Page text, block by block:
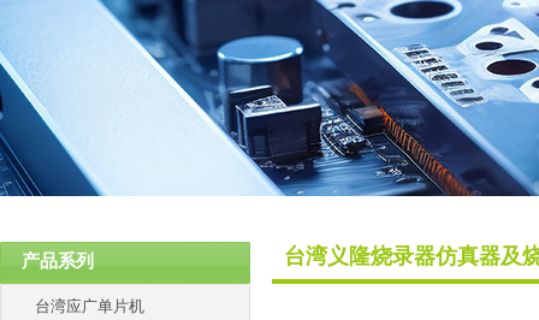
热门关键词：
产品系列
台湾应广单片机
台湾义隆烧录器仿真器及